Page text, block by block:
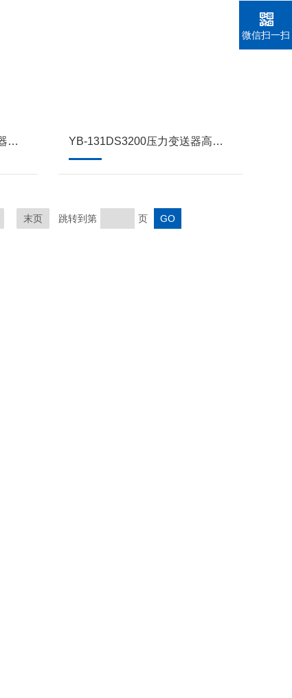
YB-131MIK-P300 压力变送器高精度扩压传感器 YB-131DS3200压力变送器高精度扩散硅液压传感器
末页 跳转到第 页
微信扫一扫